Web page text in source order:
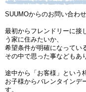
SUUMOからのお問い合わせ
最初からフレンドリーに接
う家に住みたいか、
希望条件が明確になってい
その中で思った事などもあ
途中から「お客様」という
お子様からバレンタインデ
す。